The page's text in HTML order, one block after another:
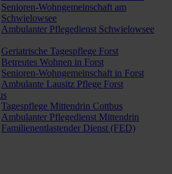
Senioren-Wohngemeinschaft am
Schwielowsee
Ambulanter Pflegedienst Schwielowsee
Geriatrische Tagespflege Forst
Betreutes Wohnen in Forst
Senioren-Wohngemeinschaft in Forst
Ambulante Lausitz Pflege Forst
Tagespflege Mittendrin Cottbus
Ambulanter Pflegedienst Mittendrin
Familienentlastender Dienst (FED)